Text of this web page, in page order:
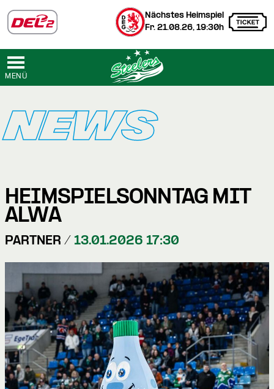
Nächstes Heimspiel
Fr. 21.08.26, 19:30h
MENÜ
NEWS
HEIMSPIELSONNTAG MIT
ALWA
PARTNER / 13.01.2026 17:30